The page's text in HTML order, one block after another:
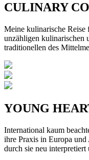
CULINARY
Meine kulinarische Reise
unzähligen kulinarischen
traditionellen des
YOUNG
International kaum
ihre Praxis in Europa und
durch sie neu